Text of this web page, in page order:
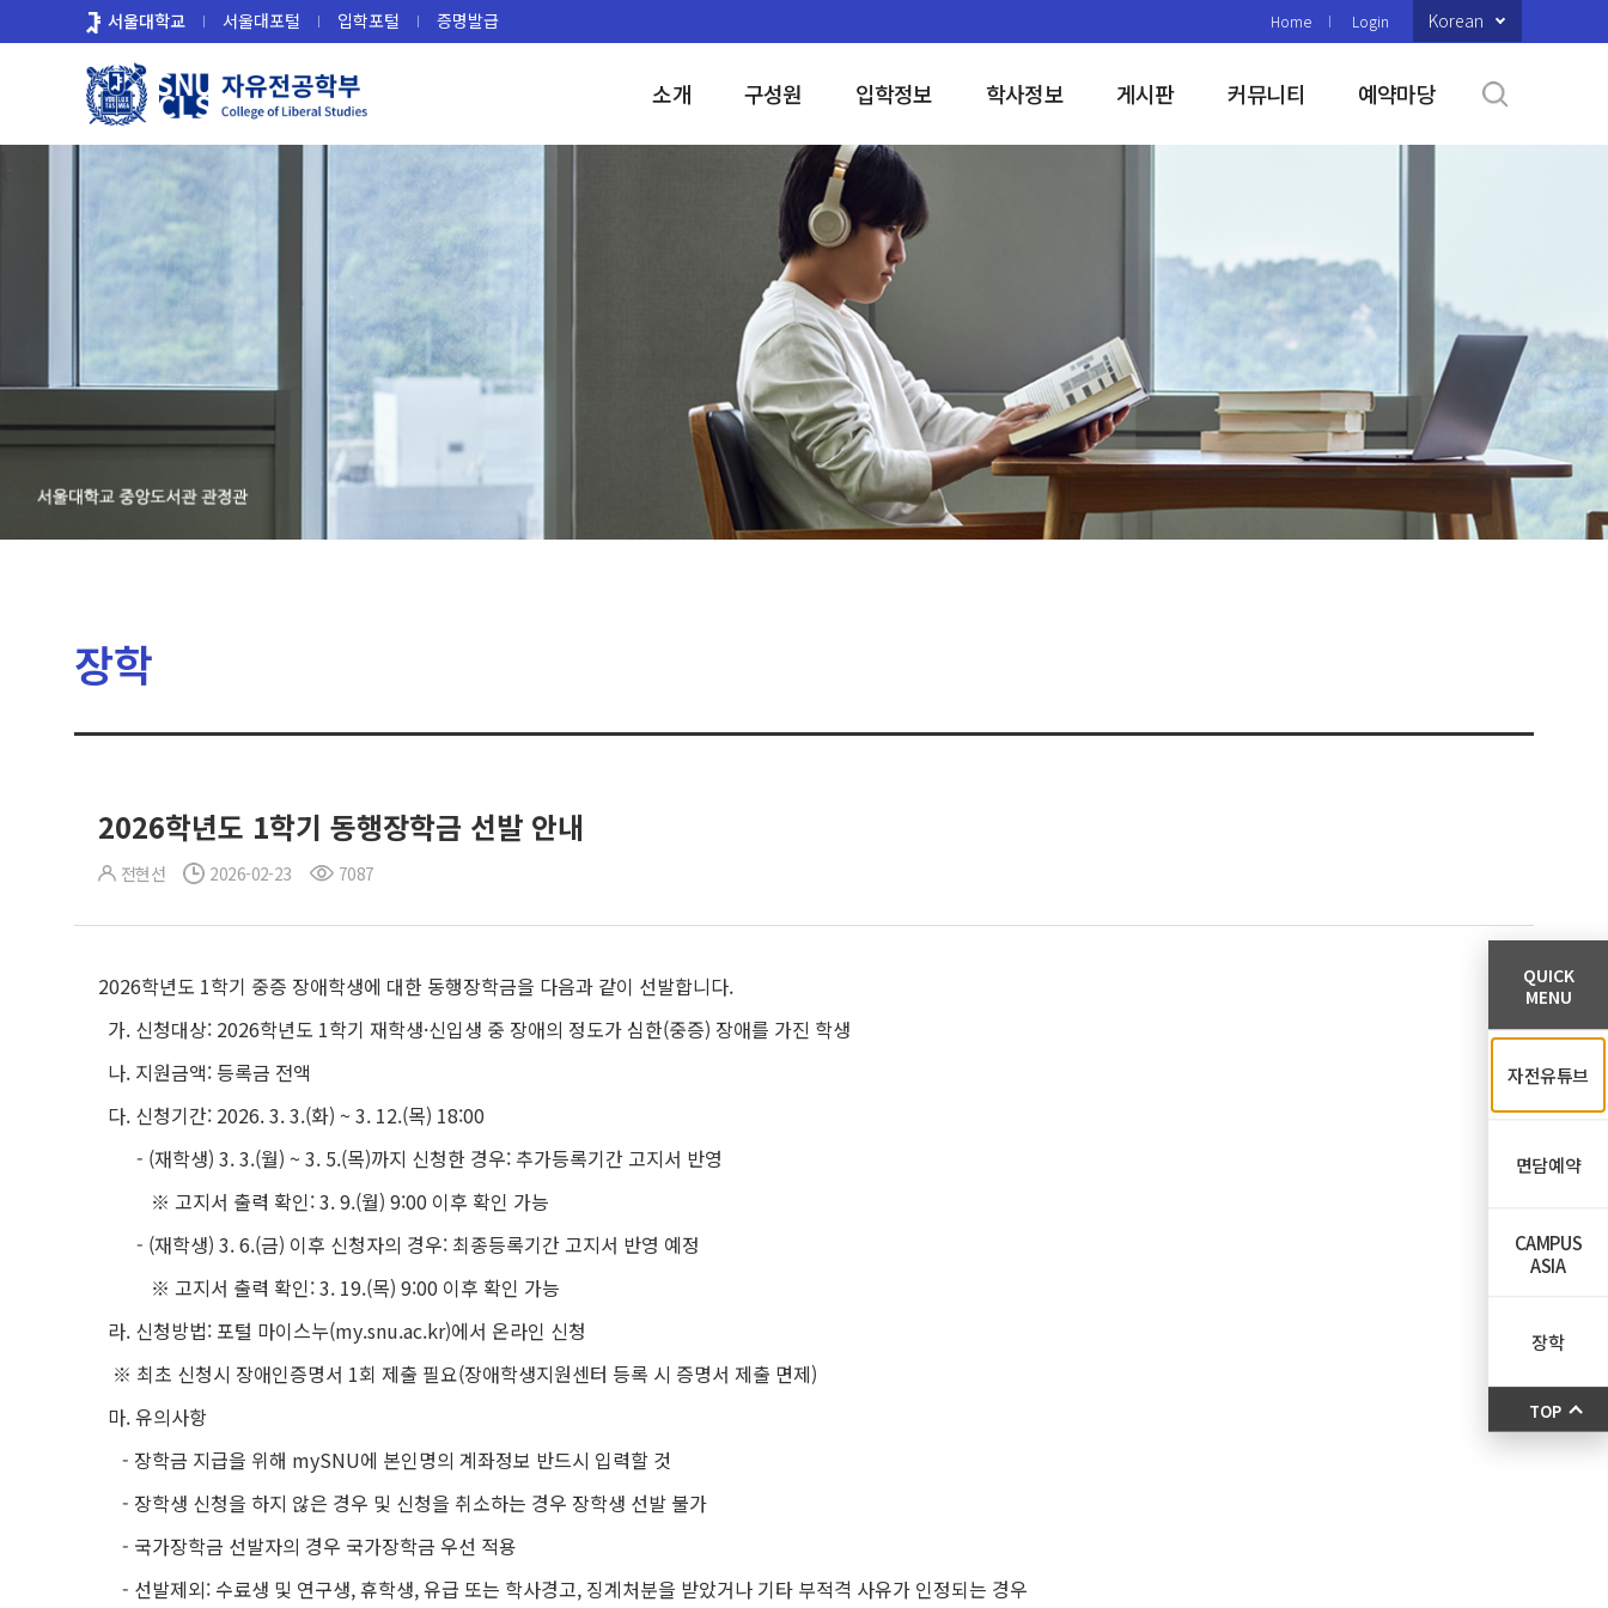
로
서울대학교 서울대포털 입학포털 증명발급 Home Login Korean
소개 구성원 입학정보 학사정보 게시판 커뮤니티 예약마당
장학
2026학년도 1학기 동행장학금 선발 안내
전현선 2026-02-23 7087
2026학년도 1학기 중증 장애학생에 대한 동행장학금을 다음과 같이 선발합니다.
가. 신청대상: 2026학년도 1학기 재학생·신입생 중 장애의 정도가 심한(중증) 장애를 가진 학생
나. 지원금액: 등록금 전액
다. 신청기간: 2026. 3. 3.(화) ~ 3. 12.(목) 18:00
- (재학생) 3. 3.(월) ~ 3. 5.(목)까지 신청한 경우: 추가등록기간 고지서 반영
※ 고지서 출력 확인: 3. 9.(월) 9:00 이후 확인 가능
- (재학생) 3. 6.(금) 이후 신청자의 경우: 최종등록기간 고지서 반영 예정
※ 고지서 출력 확인: 3. 19.(목) 9:00 이후 확인 가능
라. 신청방법: 포털 마이스누(my.snu.ac.kr)에서 온라인 신청
※ 최초 신청시 장애인증명서 1회 제출 필요(장애학생지원센터 등록 시 증명서 제출 면제)
마. 유의사항
- 장학금 지급을 위해 mySNU에 본인명의 계좌정보 반드시 입력할 것
- 장학생 신청을 하지 않은 경우 및 신청을 취소하는 경우 장학생 선발 불가
- 국가장학금 선발자의 경우 국가장학금 우선 적용
- 선발제외: 수료생 및 연구생, 휴학생, 유급 또는 학사경고, 징계처분을 받았거나 기타 부적격 사유가 인정되는 경우
QUICK
MENU
자전유튜브
면담예약
CAMPUS
ASIA
장학
TOP